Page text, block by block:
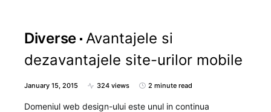
Diverse Avantajele si
dezavantajele site-urilor mobile
January 15, 2015 324 views 2 minute read
Domeniul web design-ului este unul in continua